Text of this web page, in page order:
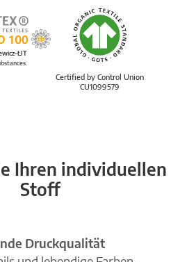
Certified by Control Union
CU1099579
ŁIT
Ihren individuellen
Stoff
Druckqualität